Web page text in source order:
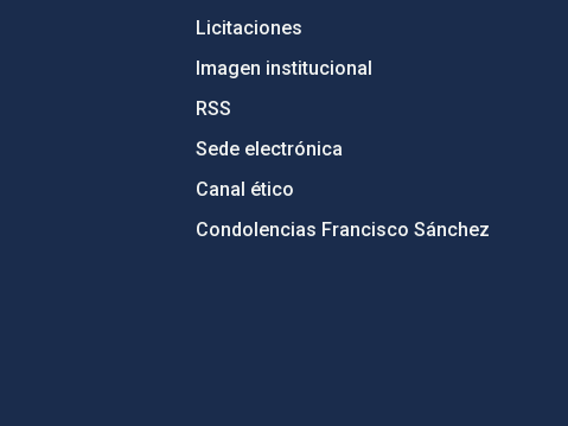
Licitaciones
Imagen institucional
RSS
Sede electrónica
Canal ético
Condolencias Francisco Sánchez